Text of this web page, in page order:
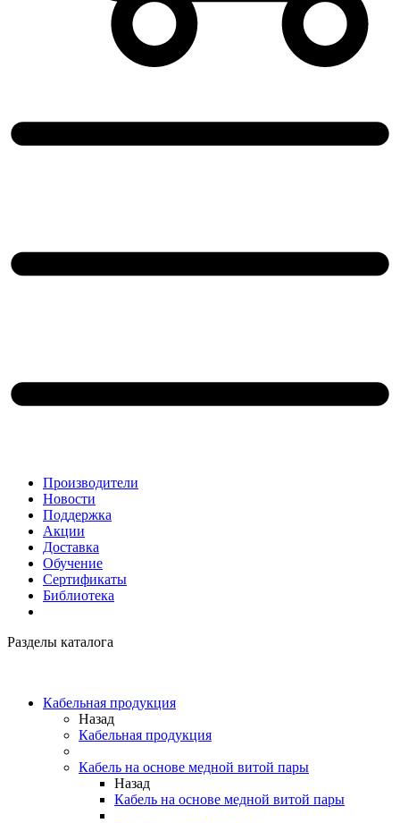
Производители
Новости
Поддержка
Акции
Доставка
Обучение
Сертификаты
Библиотека
Разделы каталога
Кабельная продукция
Назад
Кабельная продукция
Кабель на основе медной витой пары
Назад
Кабель на основе медной витой пары